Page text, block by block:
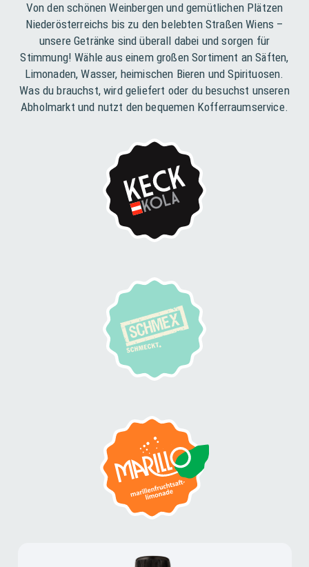
Von den schönen Weinbergen und gemütlichen Plätzen
Niederösterreichs bis zu den belebten Straßen Wiens –
unsere Getränke sind überall dabei und sorgen für
Stimmung! Wähle aus einem großen Sortiment an Säften,
Limonaden, Wasser, heimischen Bieren und Spirituosen.
Was du brauchst, wird geliefert oder du besuchst unseren
Abholmarkt und nutzt den bequemen Kofferraumservice.